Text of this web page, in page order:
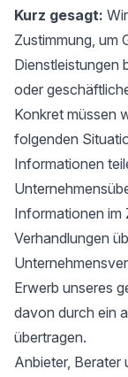
Kurz gesagt:
Zustimmung, um
Dienstleistungen
oder
Konkret müssen
folgenden
Informationen
Informationen im
Verhandlungen
Erwerb unseres
davon durch ein
übertragen.
Anbieter, Berater